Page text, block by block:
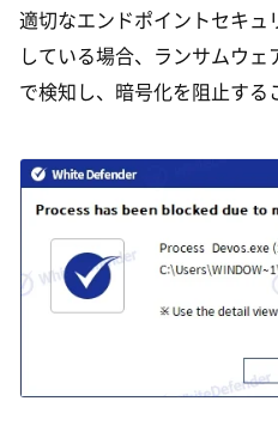
適切なエンドポイントセキュ
している場合、ランサムウ
で検知し、暗号化を阻止する